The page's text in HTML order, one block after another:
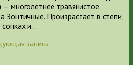
— многолетнее травянистое
Зонтичные. Произрастает в степи,
сопках и…
запись